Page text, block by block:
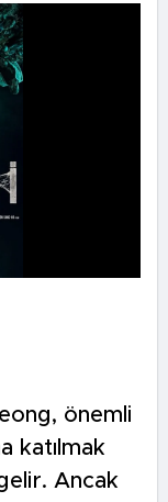
önemli
katılmak
Ancak